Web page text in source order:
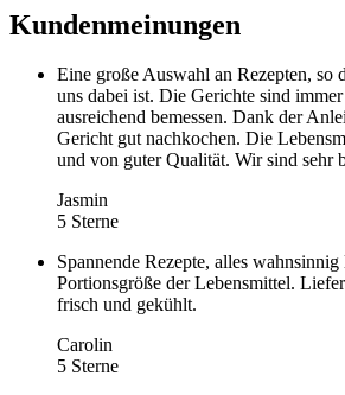
Kundenmeinungen
Eine große Auswahl an Rezepten, so
uns dabei ist. Die Gerichte sind
ausreichend bemessen. Dank der
Gericht gut nachkochen. Die
und von guter Qualität. Wir sind sehr
Jasmin
5 Sterne
Spannende Rezepte, alles
Portionsgröße der Lebensmittel.
frisch und gekühlt.
Carolin
5 Sterne